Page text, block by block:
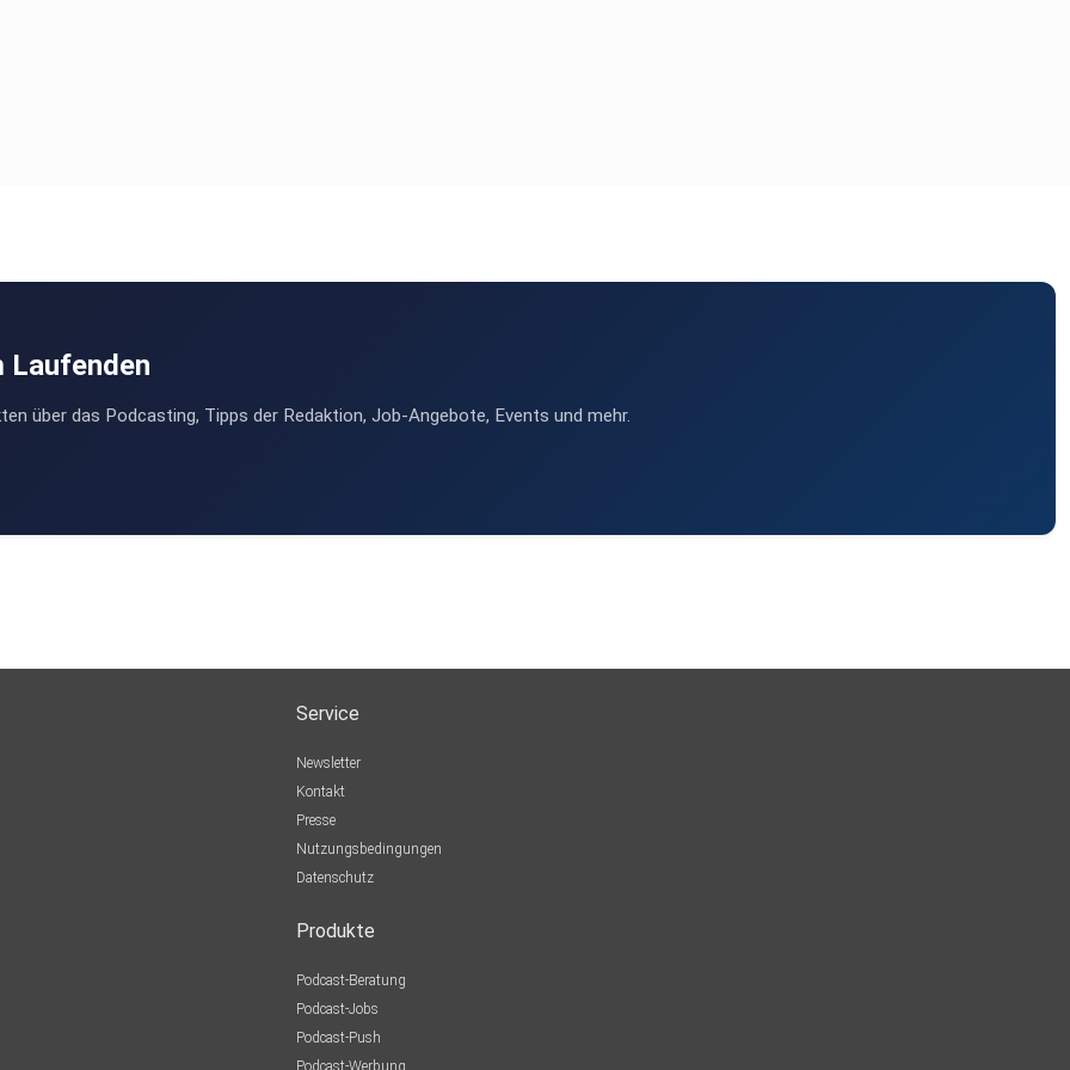
Laufenden
über das Podcasting, Tipps der Redaktion, Job-Angebote, Events und mehr.
Service
Newsletter
Kontakt
Presse
Nutzungsbedingungen
Datenschutz
Produkte
Podcast-Beratung
Podcast-Jobs
Podcast-Push
Podcast-Werbung